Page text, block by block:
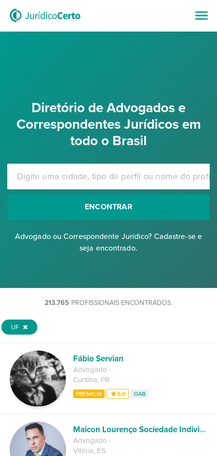
Diretório de Advogados e
Correspondentes Jurídicos em
todo o Brasil
ENCONTRAR
Advogado ou Correspondente Jurídico? Cadastre-se e
seja encontrado.
213.765 PROFISSIONAIS ENCONTRADOS.
UF
Fábio Servian
Advogado -
Curitiba, PR
PREMIUM 5,0 OAB
Maicon Lourenço Sociedade Individual de Advocacia
Advogado -
Vitória, ES